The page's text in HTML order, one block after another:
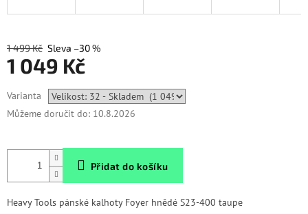
1 499 Kč –30 %
1 049 Kč
cena:
Varianta
Můžeme doručit do: 10.8.2026
Přidat do košíku
Heavy Tools pánské kalhoty Foyer hnědé S23-400 taupe